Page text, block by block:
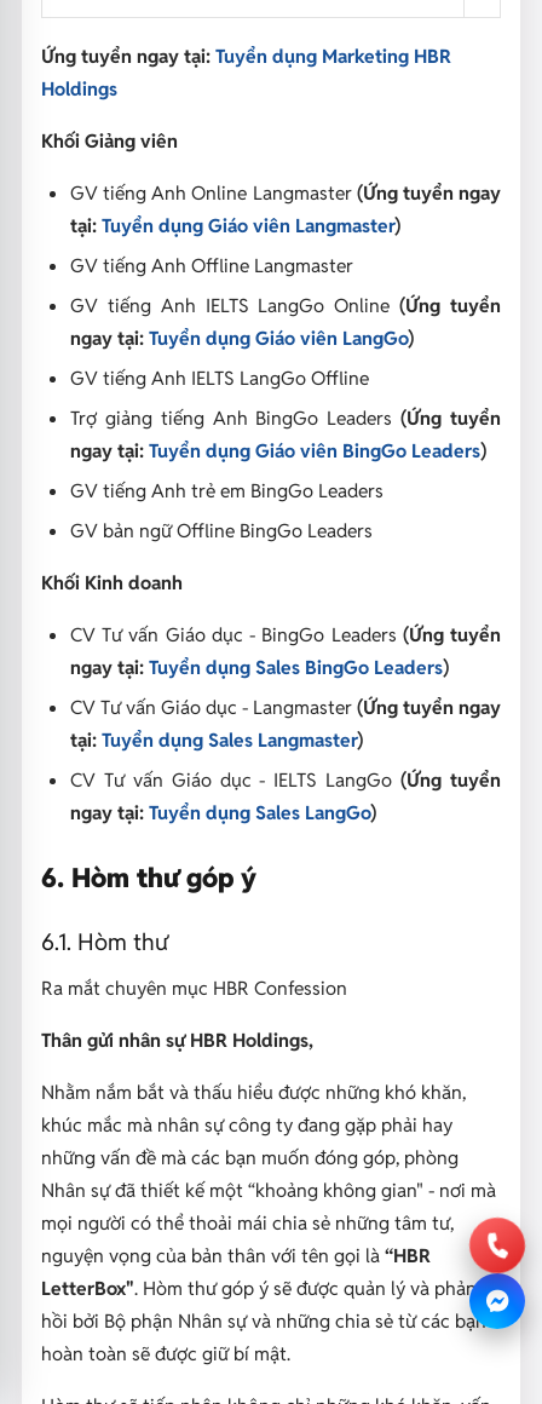
Ứng tuyển ngay tại: Tuyển dụng Marketing HBR
Holdings
Khối Giảng viên
GV tiếng Anh Online Langmaster (Ứng tuyển ngay
tại: Tuyển dụng Giáo viên Langmaster)
GV tiếng Anh Offline Langmaster
GV tiếng Anh IELTS LangGo Online(Ứng tuyển
ngay tại: Tuyển dụng Giáo viên LangGo)
GV tiếng Anh IELTS LangGo Offline
Trợ giảng tiếng Anh BingGo Leaders(Ứng tuyển
ngay tại: Tuyển dụng Giáo viên BingGo Leaders)
GV tiếng Anh trẻ em BingGo Leaders
GV bản ngữ Offline BingGo Leaders
Khối Kinh doanh
CV Tư vấn Giáo dục - BingGo Leaders (Ứng tuyển
ngay tại: Tuyển dụng Sales BingGo Leaders)
CV Tư vấn Giáo dục - Langmaster(Ứng tuyển ngay
tại: Tuyển dụng Sales Langmaster)
CV Tư vấn Giáo dục - IELTS LangGo(Ứng tuyển
ngay tại: Tuyển dụng Sales LangGo)
6. Hòm thư góp ý
6.1. Hòm thư
Ra mắt chuyên mục HBR Confession
Thân gửi nhân sự HBR Holdings,
Nhằm nắm bắt và thấu hiểu được những khó khăn,
khúc mắc mà nhân sự công ty đang gặp phải hay
những vấn đề mà các bạn muốn đóng góp, phòng
Nhân sự đã thiết kế một “khoảng không gian" - nơi mà
mọi người có thể thoải mái chia sẻ những tâm tư,
nguyện vọng của bản thân với tên gọi là“HBR
LetterBox". Hòm thư góp ý sẽ được quản lý và phản
hồi bởi Bộ phận Nhân sự và những chia sẻ từ các bạn
hoàn toàn sẽ được giữ bí mật.